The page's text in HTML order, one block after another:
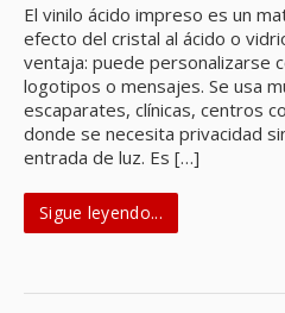
El vinilo ácido impreso es un
efecto del cristal al ácido o
ventaja: puede personalizarse
logotipos o mensajes. Se usa
escaparates, clínicas, centros
donde se necesita privacidad
entrada de luz. Es […]
Sigue leyendo...